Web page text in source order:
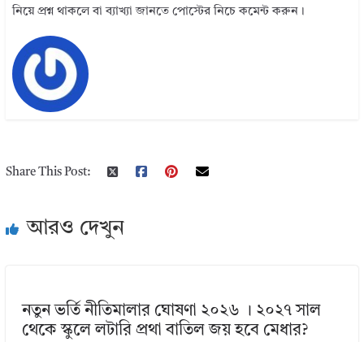
নিয়ে প্রশ্ন থাকলে বা ব্যাখ্যা জানতে পোস্টের নিচে কমেন্ট করুন।
Share This Post:
আরও দেখুন
নতুন ভর্তি নীতিমালার ঘোষণা ২০২৬ । ২০২৭ সাল
থেকে স্কুলে লটারি প্রথা বাতিল জয় হবে মেধার?